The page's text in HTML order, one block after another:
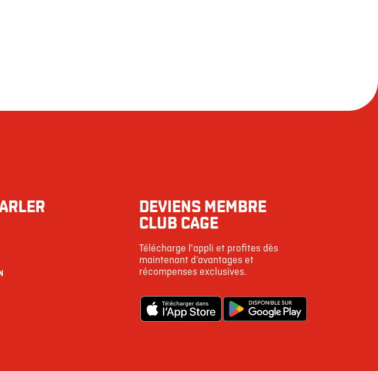
DEVIENS MEMBRE
CLUB CAGE
Télécharge l'appli et profites dès
maintenant d’avantages et
récompenses exclusives.